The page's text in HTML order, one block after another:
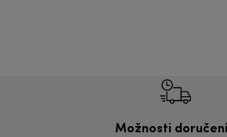
Možnosti